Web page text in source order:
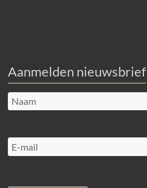
Aanmelden nieuwsbrief